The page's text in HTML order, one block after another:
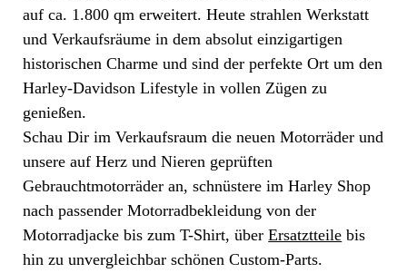
auf ca. 1.800 qm erweitert. Heute strahlen Werkstatt
und Verkaufsräume in dem absolut einzigartigen
historischen Charme und sind der perfekte Ort um den
Harley-Davidson Lifestyle in vollen Zügen zu
genießen.
Schau Dir im Verkaufsraum die neuen Motorräder und
unsere auf Herz und Nieren geprüften
Gebrauchtmotorräder an, schnüstere im Harley Shop
nach passender Motorradbekleidung von der
Motorradjacke bis zum T-Shirt, überErsatztteile bis
hin zu unvergleichbar schönen Custom-Parts.